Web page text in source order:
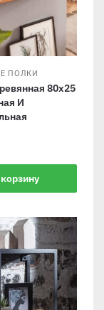
ПОЛКИ
80х25
И